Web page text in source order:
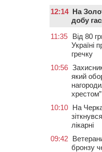
12:14 На
добу
11:35
Від 80
Україні
гречку
10:56
який
хрестом”
10:10 На
лікарні
09:42
бронзу